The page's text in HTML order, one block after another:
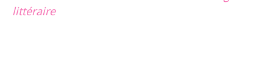
littéraire